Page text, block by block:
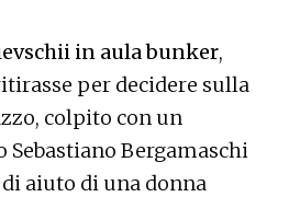
in aula bunker,
per decidere sulla
colpito con un
Sebastiano Bergamaschi
aiuto di una donna